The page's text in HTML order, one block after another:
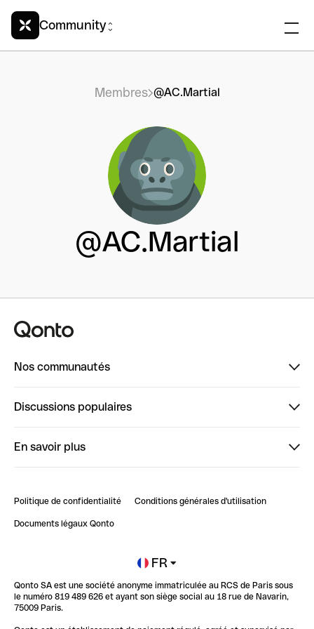
Community
Membres @AC.Martial
@AC.Martial
Nos communautés
ClubQonto
Discussions populaires
Impact de l'IA sur les carrières/productivité
En savoir plus
Blog
Newsroom
Glossaire finance
Politique de confidentialité Conditions générales d'utilisation
Documents légaux Qonto
FR
Qonto SA est une société anonyme immatriculée au RCS de Paris sous
le numéro 819 489 626 et ayant son siège social au 18 rue de Navarin,
75009 Paris.